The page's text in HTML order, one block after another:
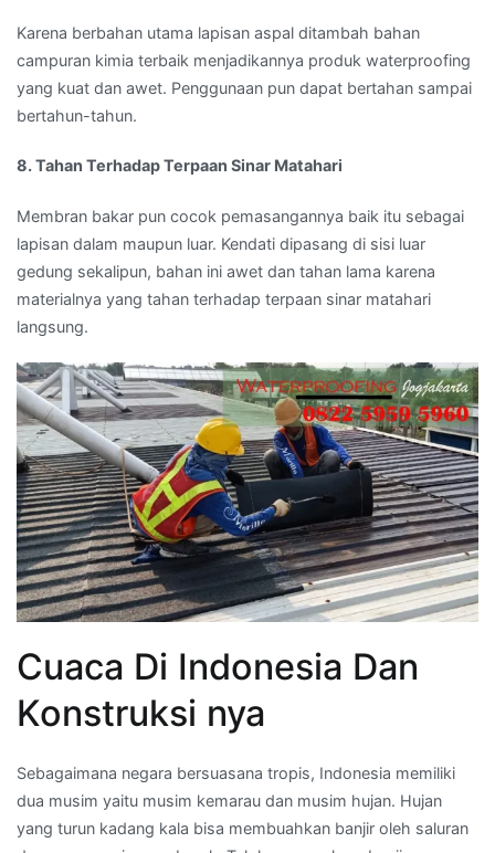
Karena berbahan utama lapisan aspal ditambah bahan
campuran kimia terbaik menjadikannya produk waterproofing
yang kuat dan awet. Penggunaan pun dapat bertahan sampai
bertahun-tahun.
8. Tahan Terhadap Terpaan Sinar Matahari
Membran bakar pun cocok pemasangannya baik itu sebagai
lapisan dalam maupun luar. Kendati dipasang di sisi luar
gedung sekalipun, bahan ini awet dan tahan lama karena
materialnya yang tahan terhadap terpaan sinar matahari
langsung.
Cuaca Di Indonesia Dan
Konstruksi nya
Sebagaimana negara bersuasana tropis, Indonesia memiliki
dua musim yaitu musim kemarau dan musim hujan. Hujan
yang turun kadang kala bisa membuahkan banjir oleh saluran